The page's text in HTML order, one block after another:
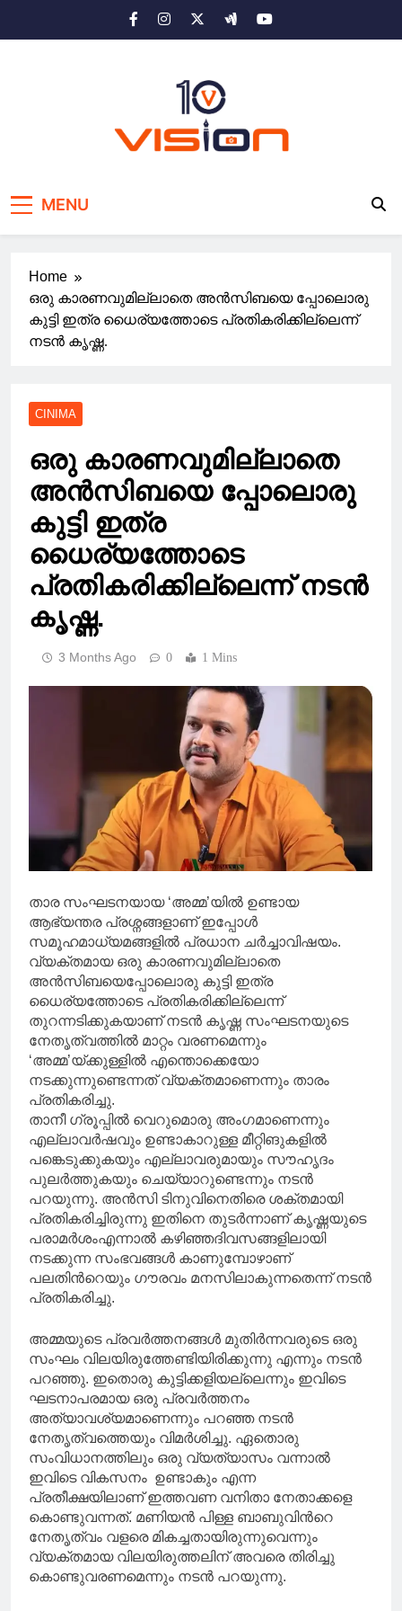
MENU
Home
ഒരു കാരണവുമില്ലാതെ അൻസിബയെ പ്പോലൊരു
കുട്ടി ഇത്ര ധൈര്യത്തോടെ പ്രതികരിക്കില്ലെന്ന്
നടൻ കൃഷ്ണ.
CINIMA
ഒരു കാരണവുമില്ലാതെ
അൻസിബയെ പ്പോലൊരു
കുട്ടി ഇത്ര
ധൈര്യത്തോടെ
പ്രതികരിക്കില്ലെന്ന് നടൻ
കൃഷ്ണ.
3 Months Ago 0 1 Mins
താര സംഘടനയായ ‘അമ്മ’യിൽ ഉണ്ടായ
ആഭ്യന്തര പ്രശ്നങ്ങളാണ് ഇപ്പോൾ
സമൂഹമാധ്യമങ്ങളിൽ പ്രധാന ചർച്ചാവിഷയം.
വ്യക്തമായ ഒരു കാരണവുമില്ലാതെ
അൻസിബയെപ്പോലൊരു കുട്ടി ഇത്ര
ധൈര്യത്തോടെ പ്രതികരിക്കില്ലെന്ന്
തുറന്നടിക്കുകയാണ് നടൻ കൃഷ്ണ സംഘടനയുടെ
നേതൃത്വത്തിൽ മാറ്റം വരണമെന്നും
‘അമ്മ’യ്ക്കുള്ളിൽ എന്തൊക്കെയോ
നടക്കുന്നുണ്ടെന്നത് വ്യക്തമാണെന്നും താരം
പ്രതികരിച്ചു.
താനീ ഗ്രൂപ്പിൽ വെറുമൊരു അംഗമാണെന്നും
എല്ലാവർഷവും ഉണ്ടാകാറുള്ള മീറ്റിങുകളിൽ
പങ്കെടുക്കുകയും എല്ലാവരുമായും സൗഹൃദം
പുലർത്തുകയും ചെയ്യാറുണ്ടെന്നും നടൻ
പറയുന്നു. അൻസി ടിനുവിനെതിരെ ശക്തമായി
പ്രതികരിച്ചിരുന്നു ഇതിനെ തുടർന്നാണ് കൃഷ്ണയുടെ
പരാമർശംഎന്നാൽ കഴിഞ്ഞദിവസങ്ങളിലായി
നടക്കുന്ന സംഭവങ്ങൾ കാണുമ്പോഴാണ്
പലതിന്‍റെയും ഗൗരവം മനസിലാകുന്നതെന്ന് നടൻ
പ്രതികരിച്ചു.
അമ്മയുടെ പ്രവർത്തനങ്ങൾ മുതിർന്നവരുടെ ഒരു
സംഘം വിലയിരുത്തേണ്ടിയിരിക്കുന്നു എന്നും നടൻ
പറഞ്ഞു. ഇതൊരു കുട്ടിക്കളിയല്ലെന്നും ഇവിടെ
ഘടനാപരമായ ഒരു പ്രവർത്തനം
അത്യാവശ്യമാണെന്നും പറഞ്ഞ നടൻ
നേതൃത്വത്തെയും വിമർശിച്ചു. ഏതൊരു
സംവിധാനത്തിലും ഒരു വ്യത്യാസം വന്നാൽ
ഇവിടെ വികസനം ഉണ്ടാകും എന്ന
പ്രതീക്ഷയിലാണ് ഇത്തവണ വനിതാ നേതാക്കളെ
കൊണ്ടുവന്നത്. മണിയൻ പിള്ള ബാബുവിന്‍റെ
നേതൃത്വം വളരെ മികച്ചതായിരുന്നുവെന്നും
വ്യക്തമായ വിലയിരുത്തലിന് അവരെ തിരിച്ചു
കൊണ്ടുവരണമെന്നും നടൻ പറയുന്നു.